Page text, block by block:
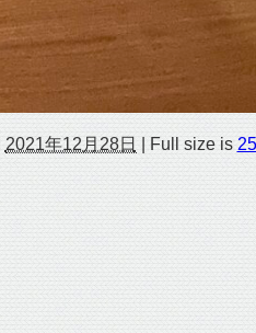
2021年12月28日 Full size is